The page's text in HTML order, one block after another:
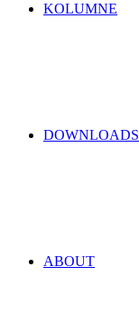
KOLUMNE
DOWNLOADS
ABOUT